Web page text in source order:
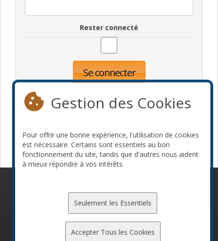
Rester connecté
Se connecter
Devenir commanditaire
Gestion des Cookies
Pour offrir une bonne expérience, l'utilisation de cookies
est nécessaire. Certains sont essentiels au bon
fonctionnement du site, tandis que d'autres nous aident
à mieux répondre à vos intérêts.
Seulement les Essentiels
Accepter Tous les Cookies